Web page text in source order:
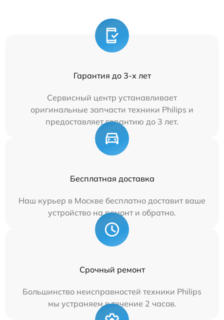
Гарантия до 3-х лет
Сервисный центр устанавливает
оригинальные запчасти техники Philips и
предоставляет гарантию до 3 лет.
Бесплатная доставка
Наш курьер в Москве бесплатно доставит ваше
устройство на ремонт и обратно.
Срочный ремонт
Большинство неисправностей техники Philips
мы устраняем в течение 2 часов.